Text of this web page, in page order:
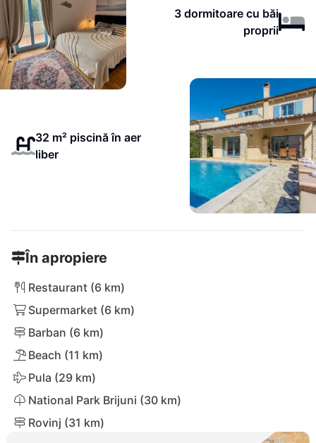
3 dormitoare cu băi
proprii
32 m² piscină în aer
liber
În apropiere
Restaurant (6 km)
Supermarket (6 km)
Barban (6 km)
Beach (11 km)
Pula (29 km)
National Park Brijuni (30 km)
Rovinj (31 km)